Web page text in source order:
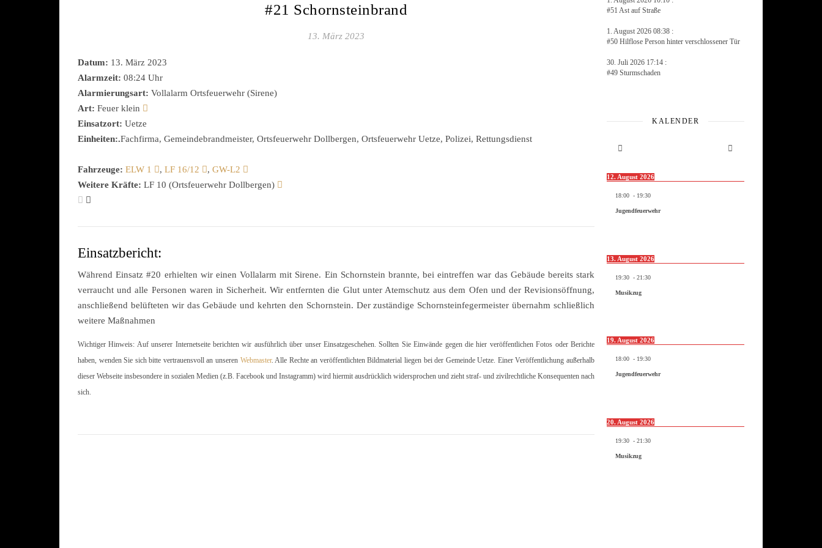
#21 Schornsteinbrand
13. März 2023
Datum: 13. März 2023
Alarmzeit: 08:24 Uhr
Alarmierungsart: Vollalarm Ortsfeuerwehr (Sirene)
Art: Feuer klein
Einsatzort: Uetze
Einheiten:.Fachfirma, Gemeindebrandmeister, Ortsfeuerwehr Dollbergen, Ortsfeuerwehr Uetze, Polizei, Rettungsdienst
Fahrzeuge: ELW 1 , LF 16/12 , GW-L2
Weitere Kräfte: LF 10 (Ortsfeuerwehr Dollbergen)
Einsatzbericht:
Während Einsatz #20 erhielten wir einen Vollalarm mit Sirene. Ein Schornstein brannte, bei eintreffen war das Gebäude bereits stark
verraucht und alle Personen waren in Sicherheit. Wir entfernten die Glut unter Atemschutz aus dem Ofen und der Revisionsöffnung,
anschließend belüfteten wir das Gebäude und kehrten den Schornstein. Der zuständige Schornsteinfegermeister übernahm schließlich
weitere Maßnahmen
Wichtiger Hinweis: Auf unserer Internetseite berichten wir ausführlich über unser Einsatzgeschehen. Sollten Sie Einwände gegen die hier veröffentlichen Fotos oder Berichte
haben, wenden Sie sich bitte vertrauensvoll an unseren Webmaster. Alle Rechte an veröffentlichten Bildmaterial liegen bei der Gemeinde Uetze. Einer Veröffentlichung außerhalb
dieser Webseite insbesondere in sozialen Medien (z.B. Facebook und Instagramm) wird hiermit ausdrücklich widersprochen und zieht straf- und zivilrechtliche Konsequenten nach
sich.
#51 Ast auf Straße
1. August 2026 08:38 :
#50 Hilflose Person hinter verschlossener Tür
30. Juli 2026 17:14 :
#49 Sturmschaden
KALENDER
12. August 2026
18:00 - 19:30
Jugendfeuerwehr
13. August 2026
19:30 - 21:30
Musikzug
19. August 2026
18:00 - 19:30
Jugendfeuerwehr
20. August 2026
19:30 - 21:30
Musikzug